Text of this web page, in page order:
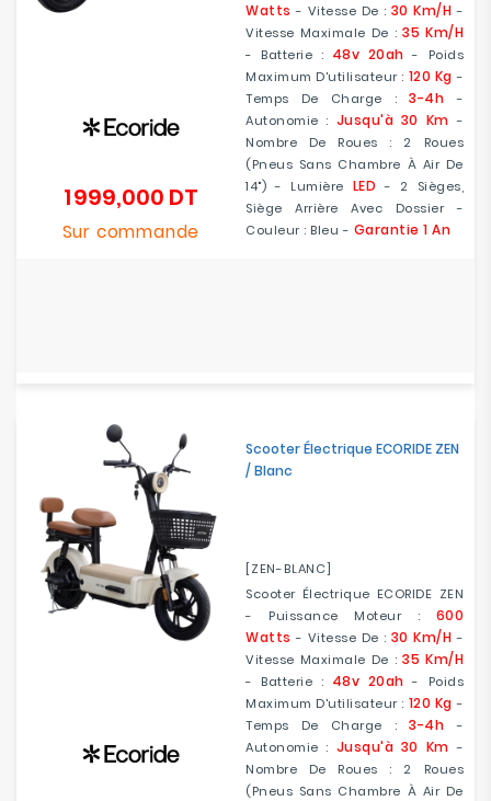
Watts - Vitesse De : 30 Km/h -
Vitesse Maximale De : 35 Km/h
- Batterie : 48v 20ah - Poids
Maximum D'utilisateur : 120 Kg -
Temps De Charge :3-4h -
Autonomie : Jusqu'à 30 Km -
Nombre De Roues : 2 Roues
(Pneus Sans Chambre À Air De
14") - Lumière LED - 2 Sièges,
Siège Arrière Avec Dossier -
Couleur : Bleu - Garantie 1 An
1 999,000 DT
Sur commande
Scooter Électrique ECORIDE ZEN
/ Blanc
[ZEN-BLANC]
Scooter Électrique ECORIDE ZEN
- Puissance Moteur : 600
Watts - Vitesse De : 30 Km/h -
Vitesse Maximale De : 35 Km/h
- Batterie : 48v 20ah - Poids
Maximum D'utilisateur : 120 Kg -
Temps De Charge :3-4h -
Autonomie : Jusqu'à 30 Km -
Nombre De Roues : 2 Roues
(Pneus Sans Chambre À Air De